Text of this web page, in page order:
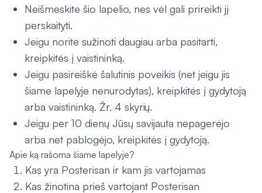
Neišmeskite šio lapelio, nes vėl gali prireikti jį
perskaityti.
Jeigu norite sužinoti daugiau arba pasitarti,
kreipkitės į vaistininką.
Jeigu pasireiškė šalutinis poveikis (net jeigu jis
šiame lapelyje nenurodytas), kreipkitės į gydytoją
arba vaistininką. Žr. 4 skyrių.
Jeigu per 10 dienų Jūsų savijauta nepagerėjo
arba net pablogėjo, kreipkitės į gydytoją.
Apie ką rašoma šiame lapelyje?
Kas yra Posterisan ir kam jis vartojamas
Kas žinotina prieš vartojant Posterisan